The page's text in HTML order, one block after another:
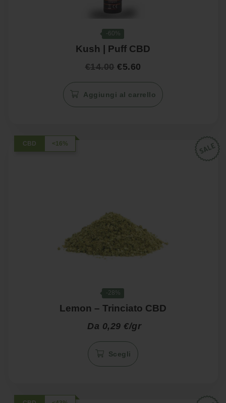
-60%
Kush | Puff CBD
€14.00 Il
prezzo
originale
era:
€5.60
prezzo
attuale
è:
Aggiungi al carrello
CBD <16%
-28%
Lemon – Trinciato CBD
Da 0,29 €/gr
Scegli